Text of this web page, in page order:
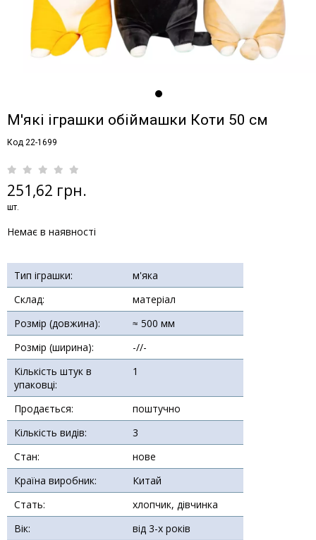
М'які іграшки обіймашки Коти 50 см
Код 22-1699
251,62 грн.
шт.
Немає в наявності
Тип іграшки:
м'яка
Склад:
матеріал
Розмір (довжина):
≈ 500 мм
Розмір (ширина):
-//-
Кількість штук в
упаковці:
1
Продається:
поштучно
Кількість видів:
3
Стан:
нове
Країна виробник:
Китай
Стать:
хлопчик, дівчинка
Вік:
від 3-х років